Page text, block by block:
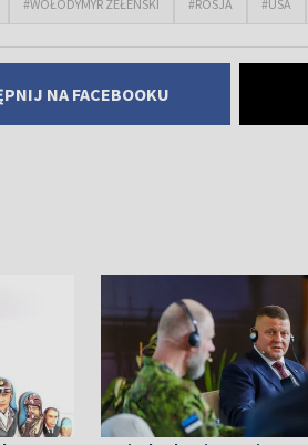
#WOŁODYMYR ZEŁENSKI #ROSJA #USA
NA FACEBOOKU